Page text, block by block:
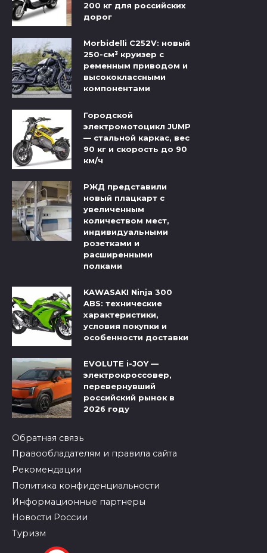
200 кг для российских
дорог
Morbidelli C252V: новый
250-см³ круизер с
ременным приводом и
высококлассными
компонентами
Городской
электромотоцикл JUMP
— стальной каркас, вес
90 кг и скорость до 90
км/ч
РЖД представили
новый плацкарт с
увеличенным
количеством мест,
индивидуальными
розетками и
расширенными
полками
KAWASAKI Ninja 300
ABS: технические
характеристики,
условия покупки и
особенности доставки
EVOLUTE i-JOY —
электрокроссовер,
перевернувший
российский рынок в
2026 году
Обратная связь
Правообладателям и правила сайта
Рекомендации
Политика конфиденциальности
Информационные партнеры
Новости России
Туризм